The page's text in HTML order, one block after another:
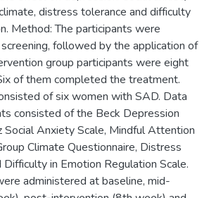
distress tolerance and difficulty
Method: The participants were
followed by the application of
group participants were eight
of them completed the treatment.
of six women with SAD. Data
consisted of the Beck Depression
Social Anxiety Scale, Mindful Attention
Climate Questionnaire, Distress
Difficulty in Emotion Regulation Scale.
administered at baseline, mid-